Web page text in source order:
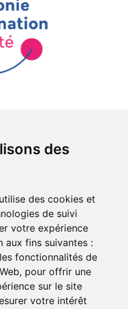
des
des cookies et
de suivi
votre expérience
aux fins suivantes :
fonctionnalités de
, pour offrir une
sur le site
votre intérêt